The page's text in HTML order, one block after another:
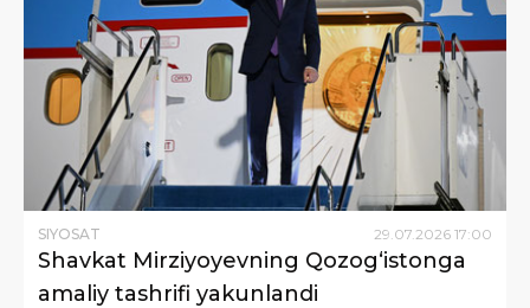
SIYOSAT 29 07 2026 17:00
Shavkat Mirziyoyevning Qozog‘istonga
amaliy tashrifi yakunlandi